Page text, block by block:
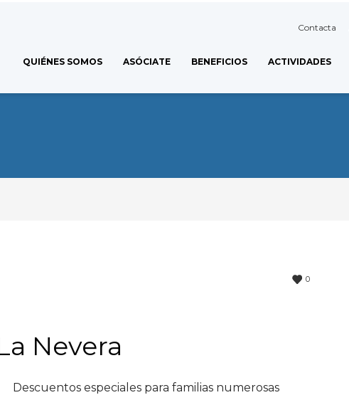
Contacta
QUIÉNES SOMOS ASÓCIATE BENEFICIOS ACTIVIDADES
0
Nevera
Descuentos especiales para familias numerosas